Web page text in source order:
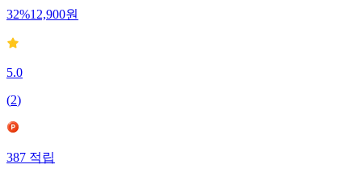
32%12,900원
5.0
(2)
387적립